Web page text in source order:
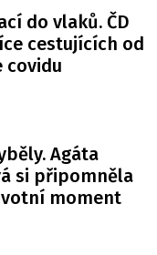
do vlaků. ČD
cestujících od
covidu
Agáta
si připomněla
moment